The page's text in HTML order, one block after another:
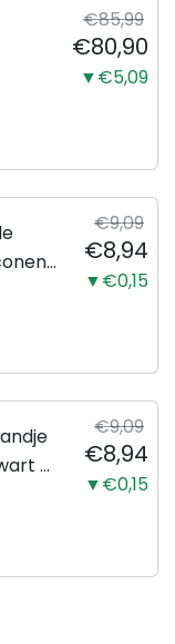
€85,99
€80,90
▼€5,09
/
/...
€9,09
€8,94
▼€0,15
-
€9,09
€8,94
▼€0,15